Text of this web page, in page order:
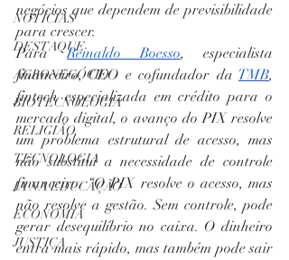
NOTÍCIAS
DESTAQUE
AGRONEGÓCIO
BIOTECNOLOGIA
RELIGIÃO
TECNOLOGIA
IA NA EDUCAÇÃO
ECONOMIA
JUSTIÇA
negócios que dependem de previsibilidade
para crescer.
Para Reinaldo Boesso, especialista
financeiro, CEO e cofundador da TMB,
fintech especializada em crédito para o
mercado digital, o avanço do PIX resolve
um problema estrutural de acesso, mas
não substitui a necessidade de controle
financeiro. “O PIX resolve o acesso, mas
não resolve a gestão. Sem controle, pode
gerar desequilíbrio no caixa. O dinheiro
entra mais rápido, mas também pode sair